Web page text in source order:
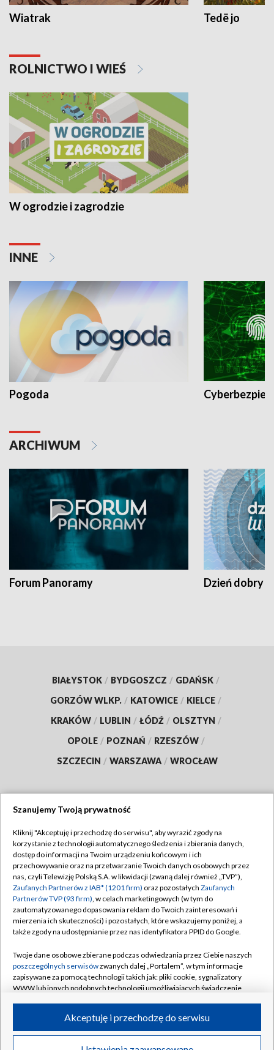
Wiatrak Tedë jo
ROLNICTWO I WIEŚ
W ogrodzie i zagrodzie
INNE
Pogoda
ARCHIWUM
Forum Panoramy Dzień dobry
BIAŁYSTOK / BYDGOSZCZ / GDAŃSK /
GORZÓW WLKP. / KATOWICE / KIELCE /
KRAKÓW / LUBLIN / ŁÓDŹ / OLSZTYN /
OPOLE / POZNAŃ / RZESZÓW /
SZCZECIN / WARSZAWA / WROCŁAW
TVP
Abonament TVP
Emisja w TVP
Centrum informacji TVP
Naziemna Telewizja Cyfrowa
Rada Programowa
System NOS
Informacje o nadawcy
Program dla prasy
Regulamin TVP
Polityka prywatności
Moje zgody
Pomoc
Kontakt
Kanały
©2026 Telewizja Polska S.A. w likwidacji
Szanujemy Twoją prywatność
Kliknij "Akceptuję i przechodzę do serwisu", aby wyrazić zgody na
korzystanie z technologii automatycznego śledzenia i zbierania danych,
dostęp do informacji na Twoim urządzeniu końcowym i ich
przechowywanie oraz na przetwarzanie Twoich danych osobowych przez
nas, czyli Telewizję Polską S.A. w likwidacji (zwaną dalej również „TVP”),
Zaufanych Partnerów z IAB* (1201 firm) oraz pozostałych Zaufanych
Partnerów TVP (93 firm), w celach marketingowych (w tym do
zautomatyzowanego dopasowania reklam do Twoich zainteresowań i
mierzenia ich skuteczności) i pozostałych, które wskazujemy poniżej, a
także zgody na udostępnianie przez nas identyfikatora PPID do Google.
Twoje dane osobowe zbierane podczas odwiedzania przez Ciebie naszych
poszczególnych serwisówzwanych dalej „Portalem”, w tym informacje
zapisywane za pomocą technologii takich jak: pliki cookie, sygnalizatory
WWW lub innych podobnych technologii umożliwiających świadczenie
ruchu w Internecie.
Twoje dane osobowe zbierane podczas odwiedzania przez Ciebie
Akceptuję i przechodzę do serwisu